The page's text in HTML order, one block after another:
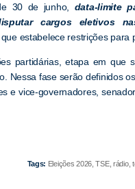
30 de junho, data-limite
cargos eletivos
estabelece restrições para
partidárias, etapa em que
Nessa fase serão definidos
e vice-governadores,
Tags: Eleições 2026, TSE, rádio,